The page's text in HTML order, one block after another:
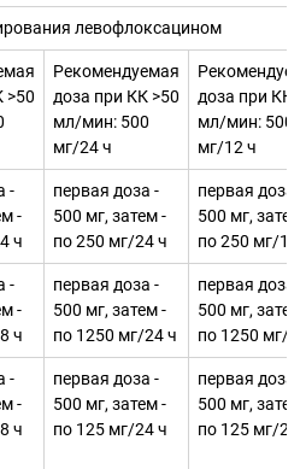
левофлоксацином
>50
Рекомендуемая
доза при КК >50
мл/мин: 500
мг/24 ч
доза при КК
мл/мин: 500
мг/12 ч
-
-
ч
первая доза -
500 мг, затем -
по 250 мг/24 ч
первая доза -
500 мг, затем
по 250 мг/12
-
-
ч
первая доза -
500 мг, затем -
по 1250 мг/24 ч
первая доза -
500 мг, затем
по 1250 мг/
-
-
ч
первая доза -
500 мг, затем -
по 125 мг/24 ч
первая доза -
500 мг, затем
по 125 мг/24